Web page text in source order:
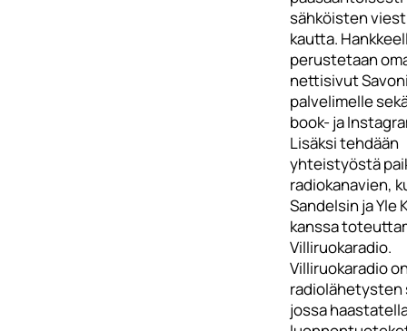
sähköisten
kautta.
perustetaan
nettisivut
palvelimelle
book- ja
Lisäksi tehdään
yhteistyöstä
radiokanavien,
Sandelsin ja Yle
kanssa
Villiruokaradio.
Villiruokaradio
radiolähetysten
jossa